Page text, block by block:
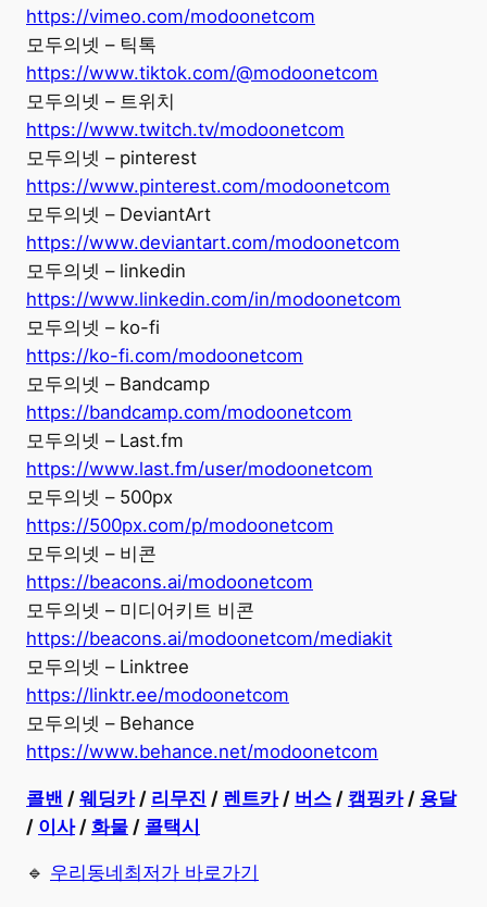
https://vimeo.com/modoonetcom
모두의넷 – 틱톡
https://www.tiktok.com/@modoonetcom
모두의넷 – 트위치
https://www.twitch.tv/modoonetcom
모두의넷 – pinterest
https://www.pinterest.com/modoonetcom
모두의넷 – DeviantArt
https://www.deviantart.com/modoonetcom
모두의넷 – linkedin
https://www.linkedin.com/in/modoonetcom
모두의넷 – ko-fi
https://ko-fi.com/modoonetcom
모두의넷 – Bandcamp
https://bandcamp.com/modoonetcom
모두의넷 – Last.fm
https://www.last.fm/user/modoonetcom
모두의넷 – 500px
https://500px.com/p/modoonetcom
모두의넷 – 비콘
https://beacons.ai/modoonetcom
모두의넷 – 미디어키트 비콘
https://beacons.ai/modoonetcom/mediakit
모두의넷 – Linktree
https://linktr.ee/modoonetcom
모두의넷 – Behance
https://www.behance.net/modoonetcom
콜밴 / 웨딩카/ 리무진 / 렌트카/ 버스 / 캠핑카/ 용달
/ 이사/ 화물 / 콜택시
🔹 우리동네최저가 바로가기